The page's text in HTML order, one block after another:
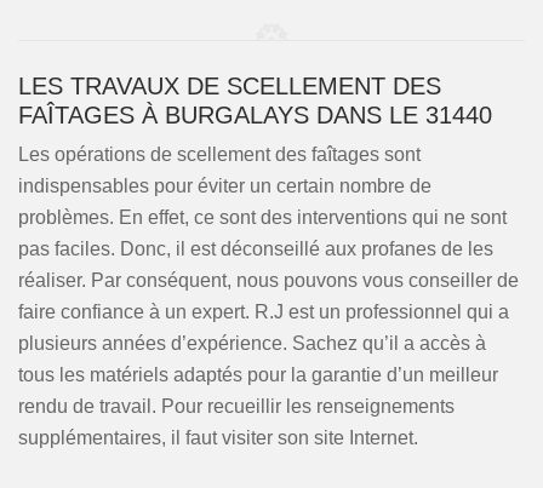
LES TRAVAUX DE SCELLEMENT DES
FAÎTAGES À BURGALAYS DANS LE 31440
Les opérations de scellement des faîtages sont
indispensables pour éviter un certain nombre de
problèmes. En effet, ce sont des interventions qui ne sont
pas faciles. Donc, il est déconseillé aux profanes de les
réaliser. Par conséquent, nous pouvons vous conseiller de
faire confiance à un expert. R.J est un professionnel qui a
plusieurs années d’expérience. Sachez qu’il a accès à
tous les matériels adaptés pour la garantie d’un meilleur
rendu de travail. Pour recueillir les renseignements
supplémentaires, il faut visiter son site Internet.